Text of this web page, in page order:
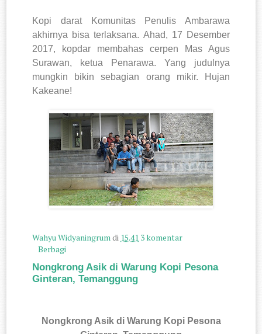
Kopi darat Komunitas Penulis Ambarawa
akhirnya bisa terlaksana. Ahad, 17 Desember
2017, kopdar membahas cerpen Mas Agus
Surawan, ketua Penarawa. Yang judulnya
mungkin bikin sebagian orang mikir. Hujan
Kakeane!
Wahyu Widyaningrumdi 15.41 3 komentar
Berbagi
Nongkrong Asik di Warung Kopi Pesona
Ginteran, Temanggung
Nongkrong Asik di Warung Kopi Pesona